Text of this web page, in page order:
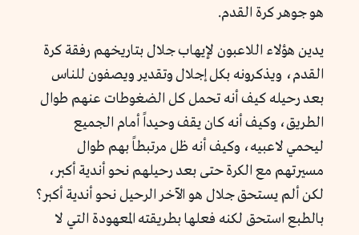
هو جوهر كرة القدم.
يدين هؤلاء اللاعبون لإيهاب جلال بتاريخهم رفقة كرة
القدم، ويذكرونه بكل إجلال وتقدير ويصفون للناس
بعد رحيله كيف أنه تحمل كل الضغوطات عنهم طوال
الطريق، وكيف أنه كان يقف وحيداً أمام الجميع
ليحمي لاعبيه، وكيف أنه ظل مرتبطاً بهم طوال
مسيرتهم مع الكرة حتى بعد رحيلهم نحو أندية أكبر،
لكن ألم يستحق جلال هو الآخر الرحيل نحو أندية أكبر؟
بالطبع استحق لكنه فعلها بطريقته المعهودة التي لا